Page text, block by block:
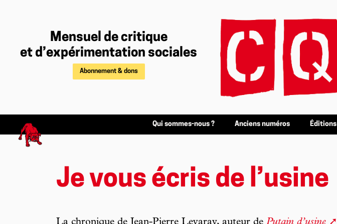
Mensuel de critique
et d’expérimentation sociales
Abonnement & dons
Qui sommes-nous ? Anciens numéros Éditions
Je vous écris de l’usine